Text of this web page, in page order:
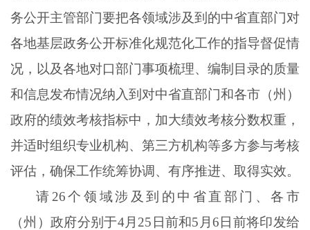
务公开主管部门要把各领域涉及到的中省直部门对
各地基层政务公开标准化规范化工作的指导督促情
况，以及各地对口部门事项梳理、编制目录的质量
和信息发布情况纳入到对中省直部门和各市（州）
政府的绩效考核指标中，加大绩效考核分数权重，
并适时组织专业机构、第三方机构等多方参与考核
评估，确保工作统筹协调、有序推进、取得实效。
请 26个领域涉及到的中省直部门、各市
（州）政府分别于4月25日前和5月6日前将印发给